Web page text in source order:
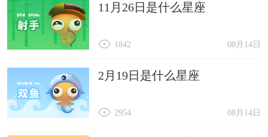
11月26日是什么星座
08月14日
1842
2月19日是什么星座
08月14日
2954